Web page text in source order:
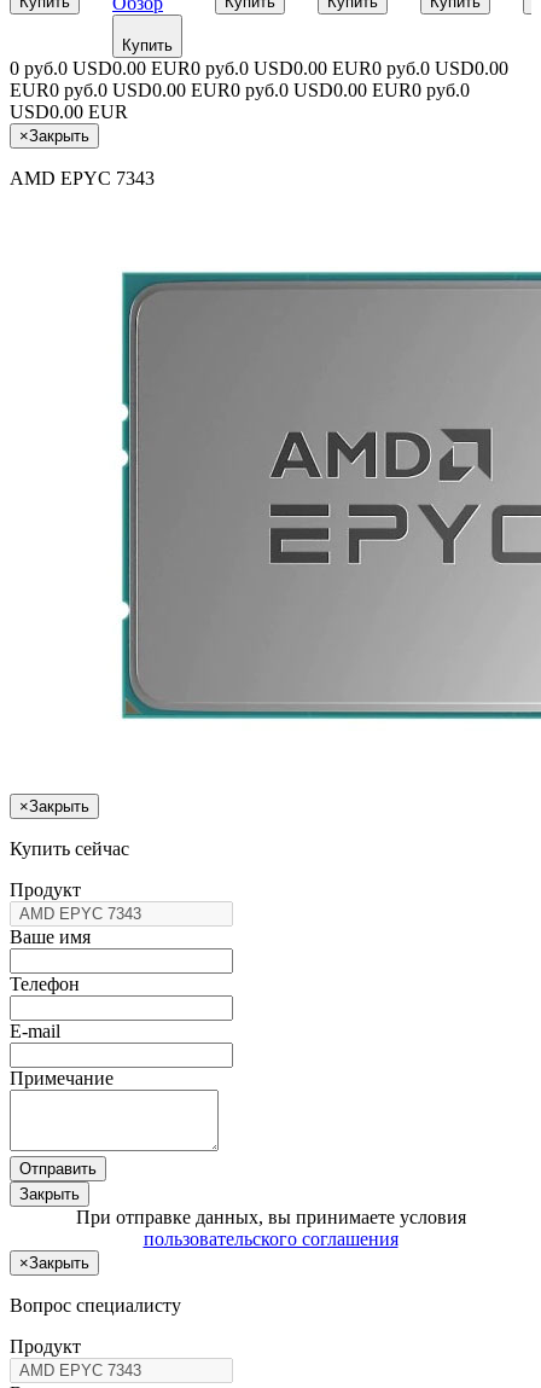
Купить
0 руб.0 USD0.00 EUR0 руб.0 USD0.00 EUR0 руб.0 USD0.00
EUR0 руб.0 USD0.00 EUR0 руб.0 USD0.00 EUR0 руб.0
USD0.00 EUR
×Закрыть
AMD EPYC 7343
×Закрыть
Купить сейчас
Продукт
Ваше имя
Телефон
E-mail
Примечание
Отправить
Закрыть
При отправке данных, вы принимаете условия
пользовательского соглашения
×Закрыть
Вопрос специалисту
Продукт